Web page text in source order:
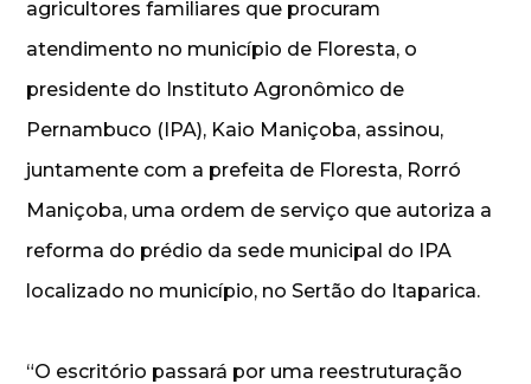
agricultores familiares que procuram
atendimento no município de Floresta, o
presidente do Instituto Agronômico de
Pernambuco (IPA), Kaio Maniçoba, assinou,
juntamente com a prefeita de Floresta, Rorró
Maniçoba, uma ordem de serviço que autoriza a
reforma do prédio da sede municipal do IPA
localizado no município, no Sertão do Itaparica.
“O escritório passará por uma reestruturação